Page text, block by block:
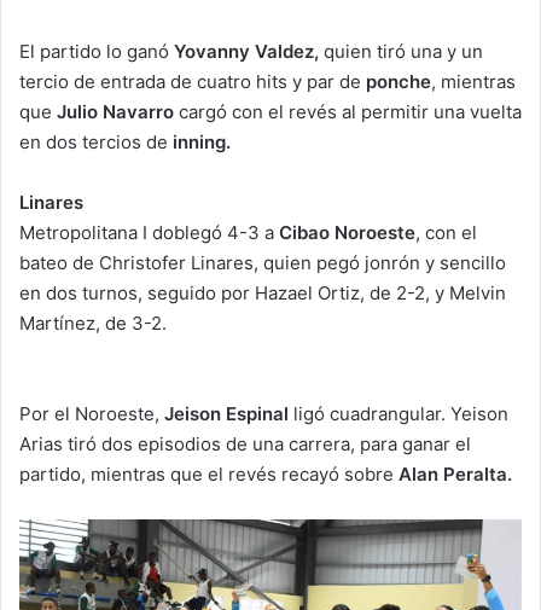
El partido lo ganó Yovanny Valdez, quien tiró una y un
tercio de entrada de cuatro hits y par de ponche, mientras
que Julio Navarro cargó con el revés al permitir una vuelta
en dos tercios de inning.
Linares
Metropolitana I doblegó 4-3 a Cibao Noroeste, con el
bateo de Christofer Linares, quien pegó jonrón y sencillo
en dos turnos, seguido por Hazael Ortiz, de 2-2, y Melvin
Martínez, de 3-2.
Por el Noroeste, Jeison Espinal ligó cuadrangular. Yeison
Arias tiró dos episodios de una carrera, para ganar el
partido, mientras que el revés recayó sobre Alan Peralta.